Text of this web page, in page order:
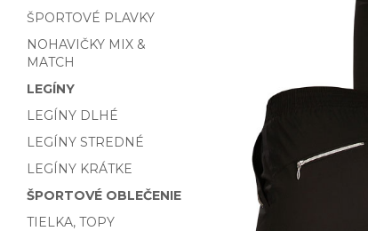
ŠPORTOVÉ PLAVKY
NOHAVIČKY MIX &
MATCH
LEGÍNY
LEGÍNY DLHÉ
LEGÍNY STREDNÉ
LEGÍNY KRÁTKE
ŠPORTOVÉ OBLEČENIE
TIELKA, TOPY